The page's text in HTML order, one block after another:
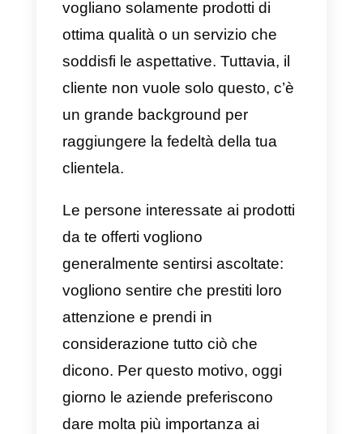
Ti sei mai chiestocosa vogliono
veramente i tuoi clientio cosa
amano di più della tua attività? In
genere, le aziende o gli
vogliano solamente prodotti di
ottima qualità o un servizio che
soddisfi le aspettative. Tuttavia, il
cliente non vuole solo questo, c’è
raggiungere la fedeltà della tua
clientela.